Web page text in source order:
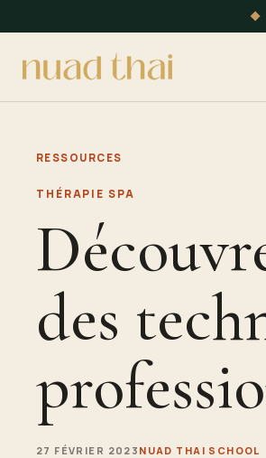
◆
RESSOURCES
THÉRAPIE SPA
des
27 FÉVRIER 2023 NUAD THAI SCHOOL